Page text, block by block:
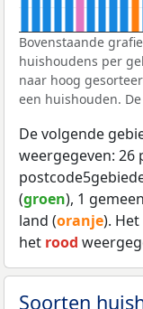
Bovenstaande
huishoudens per
naar hoog
een huishouden.
De volgende
weergegeven: 26
(groen), 1
land (oranje).
het rood
Soorten